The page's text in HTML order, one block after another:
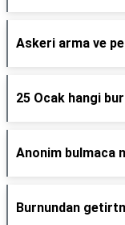
Askeri arma ve
25 Ocak hangi
Anonim bulmaca
Burnundan